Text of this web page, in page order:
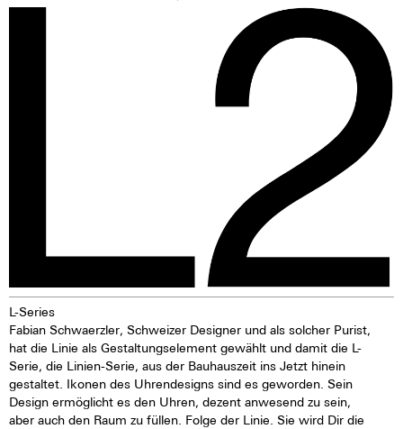
zur Härte und Beständigkeit
L-Series
Fabian Schwaerzler, Schweizer Designer und als solcher Purist,
hat die Linie als Gestaltungselement gewählt und damit die L-
Serie, die Linien-Serie, aus der Bauhauszeit ins Jetzt hinein
gestaltet. Ikonen des Uhrendesigns sind es geworden. Sein
Design ermöglicht es den Uhren, dezent anwesend zu sein,
aber auch den Raum zu füllen. Folge der Linie. Sie wird Dir die